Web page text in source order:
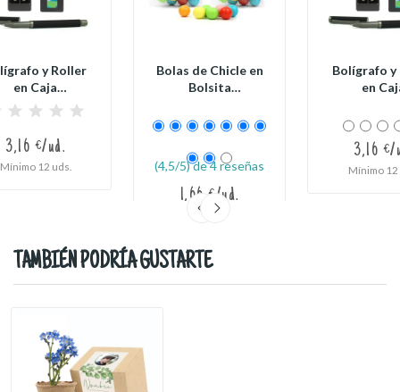
y Roller
en Caja
para...
3,16 €/ud.
Mínimo 12 uds.
Bolas de Chicle en
Bolsita
para...
(4,5/5) de 4 reseñas
1,66 €/ud.
Mínimo 20 uds.
Bolígrafo y
en
para...
3,16 €/
Mínimo 12
TAMBIÉN PODRÍA GUSTARTE